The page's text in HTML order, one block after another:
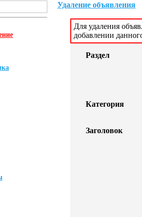
Удаление объявления
Для удаления
добавлении
Раздел
Категория
Заголовок